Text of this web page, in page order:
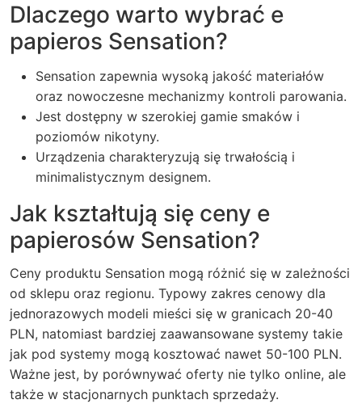
Dlaczego warto wybrać e
papieros Sensation?
Sensation zapewnia wysoką jakość materiałów
oraz nowoczesne mechanizmy kontroli parowania.
Jest dostępny w szerokiej gamie smaków i
poziomów nikotyny.
Urządzenia charakteryzują się trwałością i
minimalistycznym designem.
Jak kształtują się ceny e
papierosów Sensation?
Ceny produktu Sensation mogą różnić się w zależności
od sklepu oraz regionu. Typowy zakres cenowy dla
jednorazowych modeli mieści się w granicach 20-40
PLN, natomiast bardziej zaawansowane systemy takie
jak pod systemy mogą kosztować nawet 50-100 PLN.
Ważne jest, by porównywać oferty nie tylko online, ale
także w stacjonarnych punktach sprzedaży.